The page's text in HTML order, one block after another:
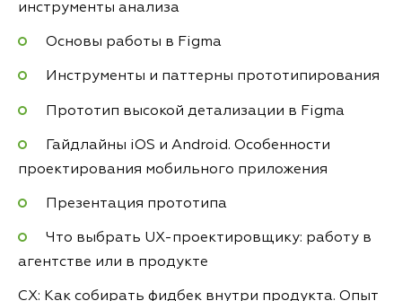
инструменты анализа
Основы работы в Figma
Инструменты и паттерны прототипирования
Прототип высокой детализации в Figma
Гайдлайны iOS и Android. Особенности
проектирования мобильного приложения
Презентация прототипа
Что выбрать UX-проектировщику: работу в
агентстве или в продукте
CX: Как собирать фидбек внутри продукта. Опыт